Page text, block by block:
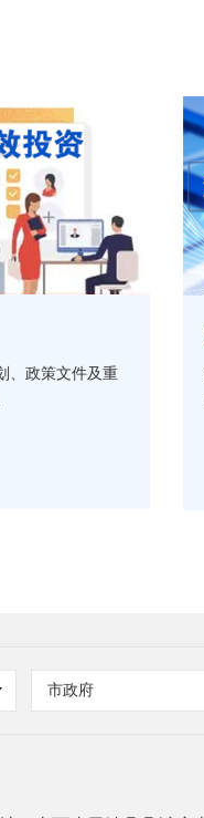
、政策文件及重
市政府